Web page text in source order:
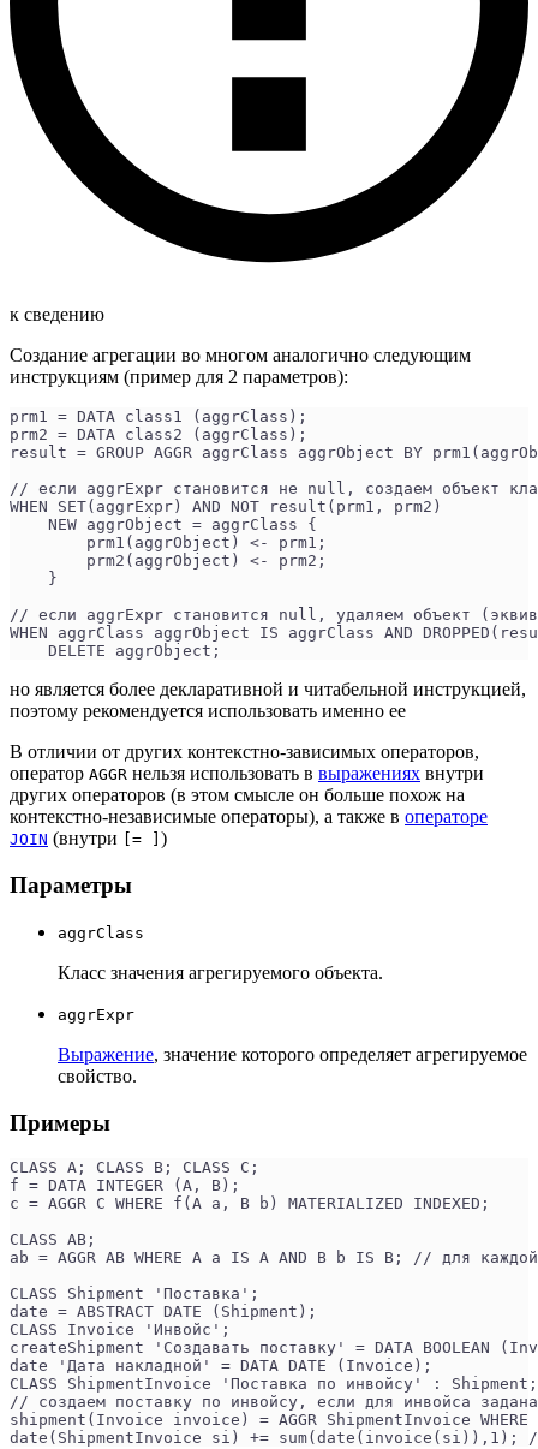
к сведению
Создание агрегации во многом аналогично следующим
инструкциям (пример для 2 параметров):
prm1 = DATA class1 (aggrClass);
prm2 = DATA class2 (aggrClass);
result = GROUP AGGR aggrClass aggrObject BY
// если aggrExpr становится не null, создаем объект
WHEN SET(aggrExpr) AND NOT result(prm1, prm2)
    NEW aggrObject = aggrClass {
        prm1(aggrObject) <- prm1;
        prm2(aggrObject) <- prm2;
    }
// если aggrExpr становится null, удаляем объект
WHEN aggrClass aggrObject IS aggrClass AND
    DELETE aggrObject;
но является более декларативной и читабельной инструкцией,
поэтому рекомендуется использовать именно ее
В отличии от других контекстно-зависимых операторов,
оператор AGGR нельзя использовать в выражениях внутри
других операторов (в этом смысле он больше похож на
контекстно-независимые операторы), а также в операторе
JOIN (внутри [= ] )
Параметры
aggrClass
Класс значения агрегируемого объекта.
aggrExpr
Выражение, значение которого определяет агрегируемое
свойство.
Примеры
CLASS A; CLASS B; CLASS C;
f = DATA INTEGER (A, B);
c = AGGR C WHERE f(A a, B b) MATERIALIZED INDEXED;
CLASS AB;
ab = AGGR AB WHERE A a IS A AND B b IS B; // для
CLASS Shipment 'Поставка';
date = ABSTRACT DATE (Shipment);
CLASS Invoice 'Инвойс';
createShipment 'Создавать поставку' = DATA BOOLEAN
date 'Дата накладной' = DATA DATE (Invoice);
CLASS ShipmentInvoice 'Поставка по инвойсу' : Shipment;
// создаем поставку по инвойсу, если для инвойса
shipment(Invoice invoice) = AGGR ShipmentInvoice
date(ShipmentInvoice si) += sum(date(invoice(si)),1); //